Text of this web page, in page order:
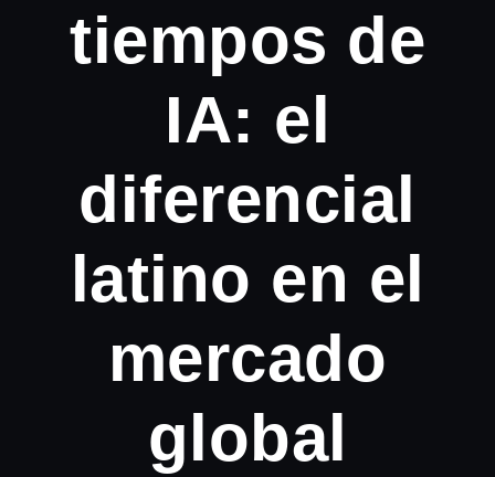
tiempos de
IA: el
diferencial
latino en el
mercado
global